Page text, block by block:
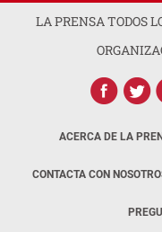
LA PRENSA TODOS
ACERCA DE LA
CONTACTA CON